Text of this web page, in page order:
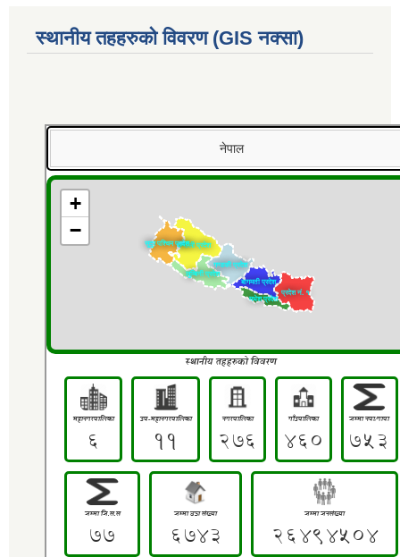
स्थानीय तहहरुको विवरण (GIS नक्सा)